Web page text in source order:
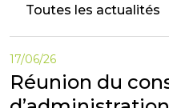
Toutes les actualités
17/06/26
Réunion du